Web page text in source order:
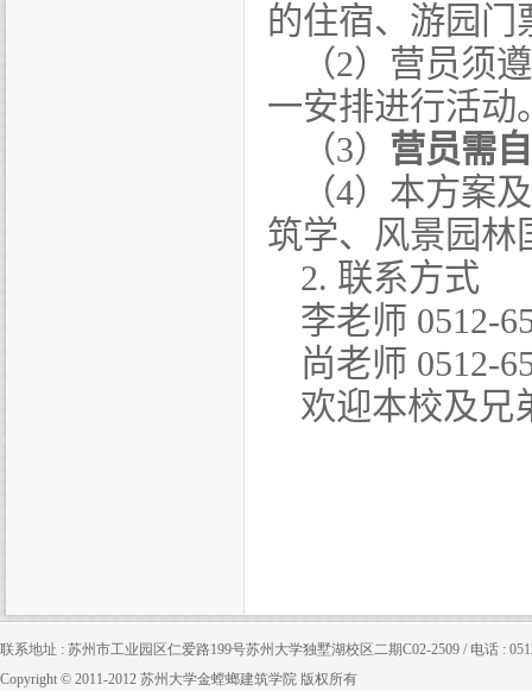
的住宿、游园门
（2）营员须
一安排进行活动
（3） 营员需
（4）本方案
筑学、风景园林
2. 联系方式
李老师 0512-
尚老师 0512-
欢迎本校及兄
联系地址 : 苏州市工业园区仁爱路199号苏州大学独墅湖校区二期C02-2509 / 电话 :
Copyright © 2011-2012 苏州大学金螳螂建筑学院 版权所有